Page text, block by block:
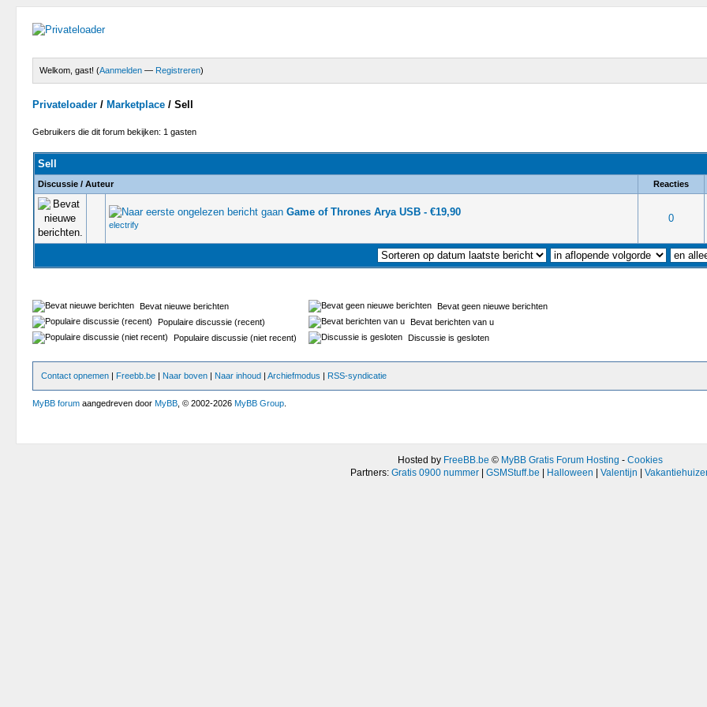
Welkom, gast! (Aanmelden — Registreren)
Privateloader / Marketplace /Sell
Gebruikers die dit forum bekijken: 1 gasten
Sell
Discussie/ Auteur Reacties
Game of Thrones Arya USB - €19,90
electrify
0
0 stem - 0 van 5 gemiddeld
Bevat nieuwe berichten
Populaire discussie (recent)
Populaire discussie (niet recent)
Bevat geen nieuwe berichten
Bevat berichten van u
Discussie is gesloten
Contact opnemen | Freebb.be | Naar boven | Naar inhoud |Archiefmodus | RSS-syndicatie
MyBB forum aangedreven doorMyBB , © 2002-2026MyBB Group
Hosted by FreeBB.be © MyBB Gratis Forum Hosting - Cookies
Partners: Gratis 0900 nummer| GSMStuff.be Halloween Valentijn